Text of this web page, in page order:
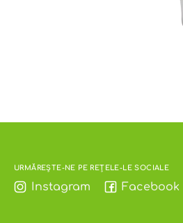
URMĂREȘTE-NE PE REȚELE-LE SOCIALE
Instagram Facebook